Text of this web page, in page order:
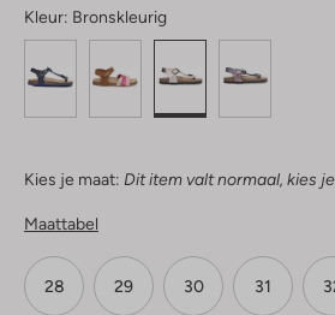
Kleur: Bronskleurig
Kies je maat: Dit item valt normaal, kies
Maattabel
28 29 30 31